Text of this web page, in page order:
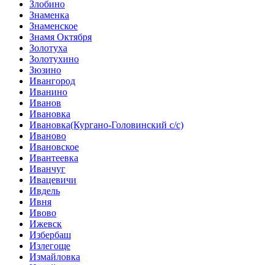
Злобино
Знаменка
Знаменское
Знамя Октября
Золотуха
Золотухино
Зюзино
Ивангород
Иванино
Иванов
Ивановка
Ивановка(Кургано-Головинский с/с)
Иваново
Ивановское
Ивантеевка
Иванчуг
Ивацевичи
Ивдель
Ивня
Ивово
Ижевск
Избербаш
Излегоще
Измайловка